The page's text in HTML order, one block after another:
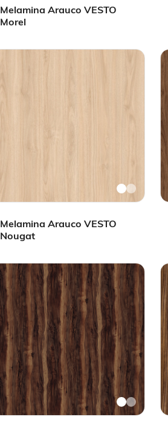
Melamina Arauco VESTO
Morel
Melamina Arauco VESTO
Nougat